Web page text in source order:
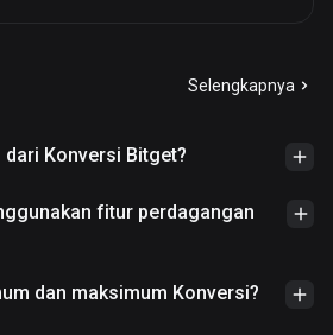
Selengkapnya
Konversi Bitget?
fitur perdagangan
dan maksimum Konversi?